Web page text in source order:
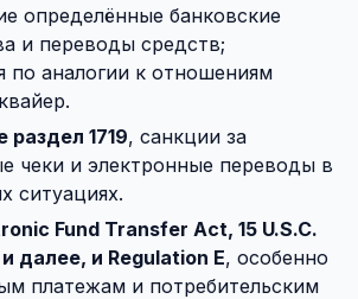
определённые банковские
и переводы средств;
по аналогии к отношениям
раздел 1719, санкции за
чеки и электронные переводы в
ситуациях.
Fund Transfer Act, 15 U.S.C.
далее, и Regulation E, особенно
платежам и потребительским